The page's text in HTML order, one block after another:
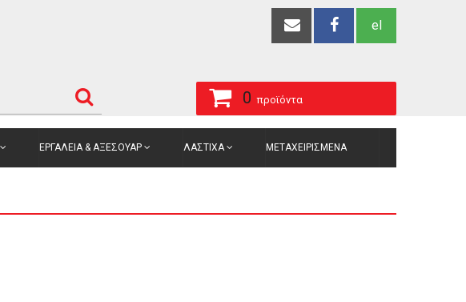
el
0 προϊόντα
ΕΡΓΑΛΕΙΑ & ΑΞΕΣΟΥΑΡ ΛΑΣΤΙΧΑ ΜΕΤΑΧΕΙΡΙΣΜΕΝΑ